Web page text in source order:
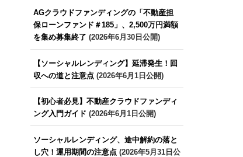
AGクラウドファンディングの「不動産担
保ローンファンド＃185」、2,500万円満額
を集め募集終了 (2026年6月30日公開)
【ソーシャルレンディング】延滞発生！回
収への道と注意点(2026年6月1日公開)
【初心者必見】不動産クラウドファンディ
ング入門ガイド (2026年6月1日公開)
ソーシャルレンディング、途中解約の落と
し穴！運用期間の注意点(2026年5月31日公